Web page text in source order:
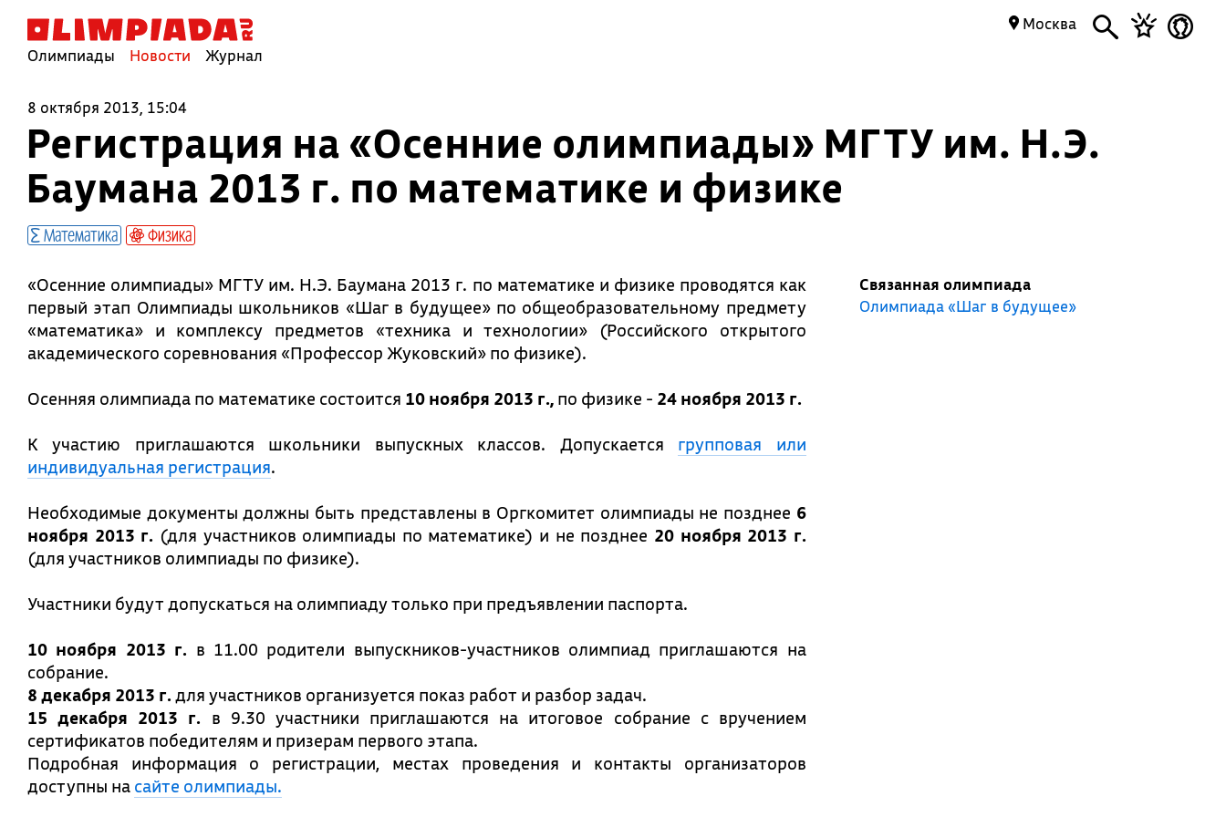
Олимпиады Новости Журнал
Москва
8 октября 2013, 15:04
Регистрация на «Осенние олимпиады» МГТУ им. Н.Э.
Баумана 2013 г. по математике и физике
Математика Физика
«Осенние олимпиады» МГТУ им. Н.Э. Баумана 2013 г. по математике и физике проводятся как
первый этап Олимпиады школьников «Шаг в будущее» по общеобразовательному предмету
«математика» и комплексу предметов «техника и технологии» (Российского открытого
академического соревнования «Профессор Жуковский» по физике).
Осенняя олимпиада по математике состоится 10 ноября 2013 г., по физике - 24 ноября 2013 г.
К участию приглашаются школьники выпускных классов. Допускается групповая или
индивидуальная регистрация.
Необходимые документы должны быть представлены в Оргкомитет олимпиады не позднее 6
ноября 2013 г. (для участников олимпиады по математике) и не позднее 20 ноября 2013 г.
(для участников олимпиады по физике).
Участники будут допускаться на олимпиаду только при предъявлении паспорта.
10 ноября 2013 г. в 11.00 родители выпускников-участников олимпиад приглашаются на
собрание.
8 декабря 2013 г. для участников организуется показ работ и разбор задач.
15 декабря 2013 г. в 9.30 участники приглашаются на итоговое собрание с вручением
сертификатов победителям и призерам первого этапа.
Подробная информация о регистрации, местах проведения и контакты организаторов
доступны на сайте олимпиады.
Связанная олимпиада
Олимпиада «Шаг в будущее»